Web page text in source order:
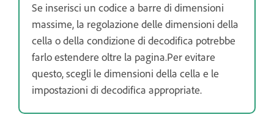
Se inserisci un codice a barre di dimensioni
massime, la regolazione delle dimensioni della
cella o della condizione di decodifica potrebbe
farlo estendere oltre la pagina.Per evitare
questo, scegli le dimensioni della cella e le
impostazioni di decodifica appropriate.